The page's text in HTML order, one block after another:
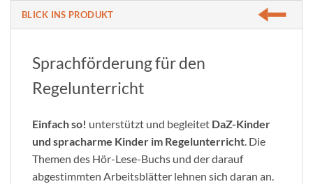
BLICK INS PRODUKT
Sprachförderung für den
Regelunterricht
Einfach so! unterstützt und begleitet DaZ-Kinder
und spracharme Kinder im Regelunterricht. Die
Themen des Hör-Lese-Buchs und der darauf
abgestimmten Arbeitsblätter lehnen sich daran an.